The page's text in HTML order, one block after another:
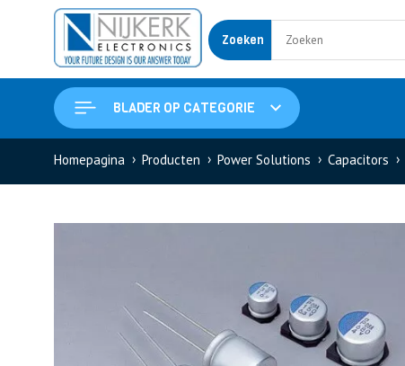
Zoeken
BLADER OP CATEGORIE
Homepagina Producten Power Solutions Capacitors